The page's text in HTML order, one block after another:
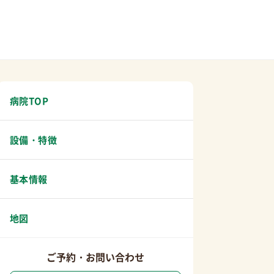
病院TOP
設備・特徴
基本情報
地図
ご予約・お問い合わせ